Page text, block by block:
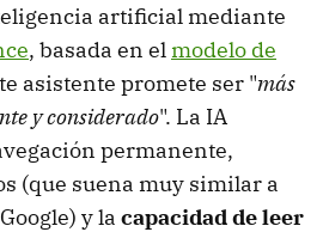
artificial mediante
, basada en elmodelo de
asistente promete ser "más
y considerado". La IA
permanente,
(que suena muy similar a
y la capacidad de leer